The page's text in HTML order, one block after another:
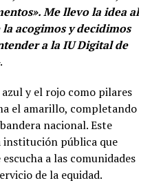
Me llevo la idea al
acogimos y decidimos
a la IU Digital de
.
y el rojo como pilares
el amarillo, completando
nacional. Este
institución pública que
a las comunidades
de la equidad.